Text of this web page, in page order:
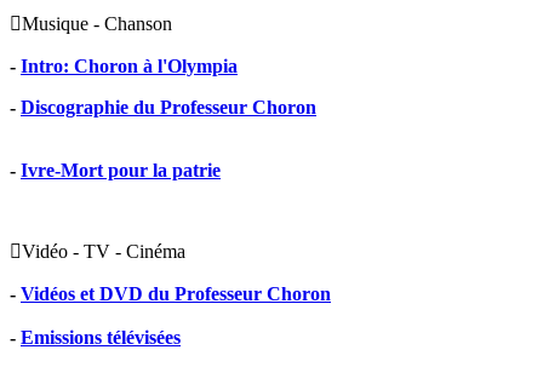
Musique - Chanson
- Intro: Choron à l'Olympia
- Discographie du Professeur Choron
- Ivre-Mort pour la patrie
Vidéo - TV - Cinéma
- Vidéos et DVD du Professeur Choron
- Emissions télévisées